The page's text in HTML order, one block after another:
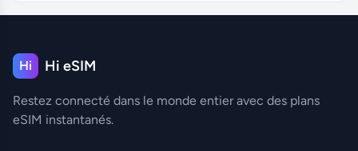
Hi Hi eSIM
Restez connecté dans le monde entier avec des plans
eSIM instantanés.